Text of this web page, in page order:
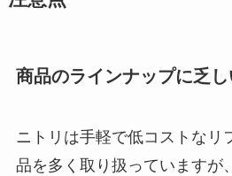
商品のラインナップに乏し
ニトリは手軽で低コストなリ
品を多く取り扱っていますが